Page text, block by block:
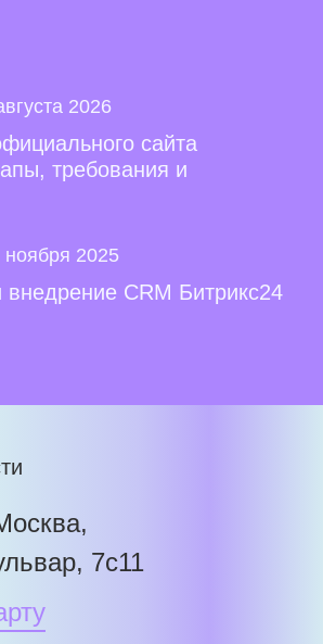
2026
сайта
требования и
2025
внедрение CRM Битрикс24
7с11